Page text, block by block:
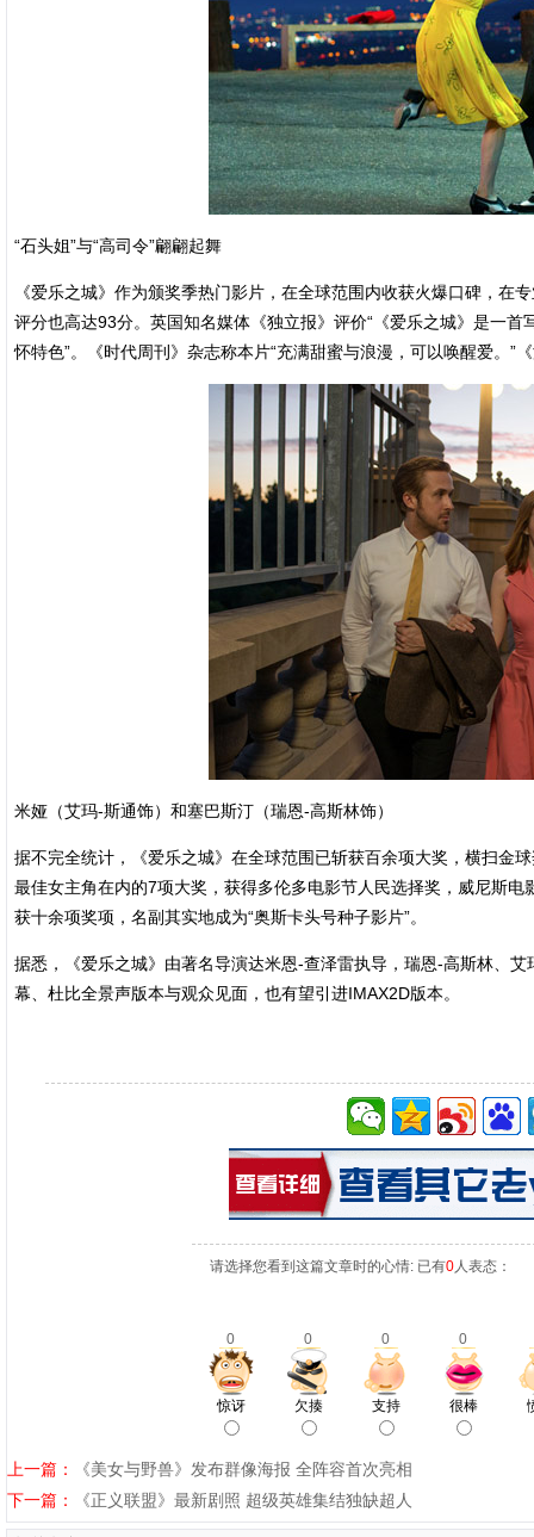
“石头姐”与“高司令”翩翩起舞
《爱乐之城》作为颁奖季热门影片，在全球范围内收获火爆口碑，
评分也高达93分。英国知名媒体《独立报》评价“《爱乐之城》是一
怀特色”。《时代周刊》杂志称本片“充满甜蜜与浪漫，可以唤醒爱。”
米娅（艾玛-斯通饰）和塞巴斯汀（瑞恩-高斯林饰）
据不完全统计，《爱乐之城》在全球范围已斩获百余项大奖，横扫金
最佳女主角在内的7项大奖，获得多伦多电影节人民选择奖，威尼斯
获十余项奖项，名副其实地成为“奥斯卡头号种子影片”。
据悉，《爱乐之城》由著名导演达米恩-查泽雷执导，瑞恩-高斯林、
幕、杜比全景声版本与观众见面，也有望引进IMAX2D版本。
请选择您看到这篇文章时的心情: 已有0人表态：
0 0 0 0
惊讶 欠揍 支持 很棒
上一篇：
《美女与野兽》发布群像海报 全阵容首次亮相
下一篇：
《正义联盟》最新剧照 超级英雄集结独缺超人